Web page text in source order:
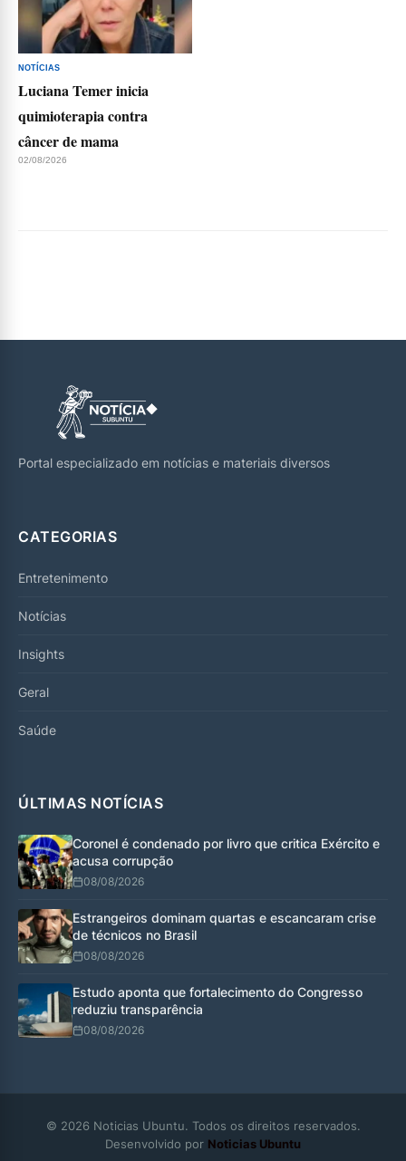
NOTÍCIAS
Luciana Temer inicia
quimioterapia contra
câncer de mama
02/08/2026
Portal especializado em notícias e materiais diversos
CATEGORIAS
Entretenimento
Notícias
Insights
Geral
Saúde
ÚLTIMAS NOTÍCIAS
Coronel é condenado por livro que critica Exército e
acusa corrupção
08/08/2026
Estrangeiros dominam quartas e escancaram crise
de técnicos no Brasil
08/08/2026
Estudo aponta que fortalecimento do Congresso
reduziu transparência
08/08/2026
© 2026 Noticias Ubuntu. Todos os direitos reservados.
Desenvolvido por Noticias Ubuntu